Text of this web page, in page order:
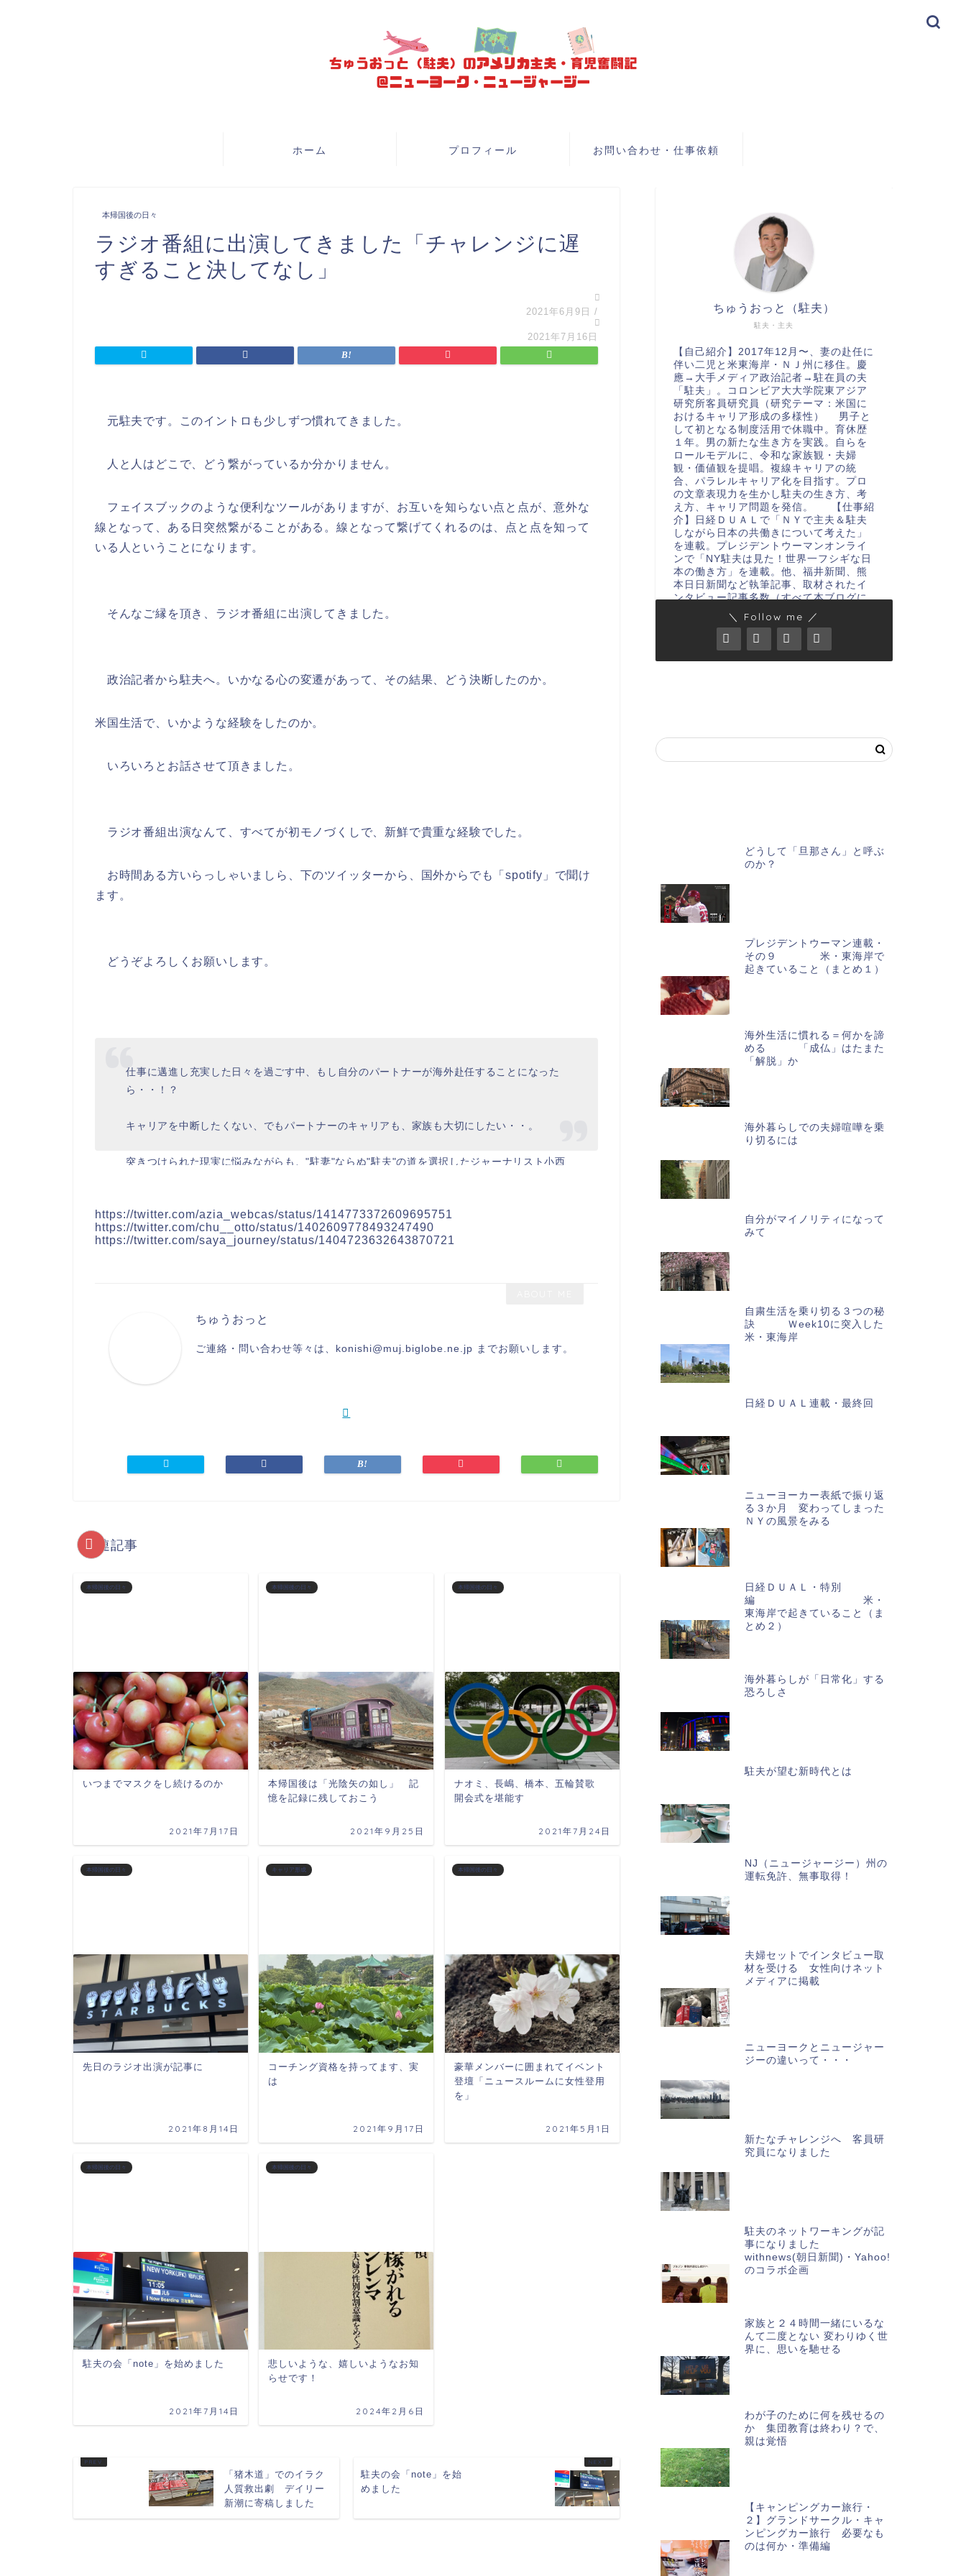
ホーム プロフィール お問い合わせ・仕事依頼
本帰国後の日々
ラジオ番組に出演してきました「チャレンジに遅
すぎること決してなし」
2021年6月9日 /
2021年7月16日
元駐夫です。このイントロも少しずつ慣れてきました。
人と人はどこで、どう繋がっているか分かりません。
フェイスブックのような便利なツールがありますが、お互いを知らない点と点が、意外な
線となって、ある日突然繋がることがある。線となって繋げてくれるのは、点と点を知って
いる人ということになります。
そんなご縁を頂き、ラジオ番組に出演してきました。
政治記者から駐夫へ。いかなる心の変遷があって、その結果、どう決断したのか。
米国生活で、いかような経験をしたのか。
いろいろとお話させて頂きました。
ラジオ番組出演なんて、すべてが初モノづくしで、新鮮で貴重な経験でした。
お時間ある方いらっしゃいましら、下のツイッターから、国外からでも「spotify」で聞け
ます。
どうぞよろしくお願いします。
仕事に邁進し充実した日々を過ごす中、もし自分のパートナーが海外赴任することになった
ら・・！？
キャリアを中断したくない、でもパートナーのキャリアも、家族も大切にしたい・・。
突きつけられた現実に悩みながらも、"駐妻"ならぬ"駐夫"の道を選択したジャーナリスト小西
— 森清華 (@saya_journey)July 13, 2021
https://twitter.com/azia_webcas/status/1414773372609695751
https://twitter.com/chu__otto/status/1402609778493247490
https://twitter.com/saya_journey/status/1404723632643870721
ちゅうおっと
ご連絡・問い合わせ等々は、konishi@muj.biglobe.ne.jp までお願いします。
関連記事
本帰国後の日々
いつまでマスクをし続けるのか
2021年7月17日
本帰国後の日々
本帰国後は「光陰矢の如し」 記
憶を記録に残しておこう
2021年9月25日
本帰国後の日々
ナオミ、長嶋、橋本、五輪賛歌
開会式を堪能す
2021年7月24日
本帰国後の日々
先日のラジオ出演が記事に
2021年8月14日
キャリア形成
コーチング資格を持ってます、実
は
2021年9月17日
本帰国後の日々
豪華メンバーに囲まれてイベント
登壇「ニュースルームに女性登用
を」
2021年5月1日
本帰国後の日々
駐夫の会「note」を始めました
2021年7月14日
本帰国後の日々
悲しいような、嬉しいようなお知
らせです！
2024年2月6日
「猪木道」でのイラク
人質救出劇 デイリー
新潮に寄稿しました
駐夫の会「note」を始
めました
駐夫・主夫
ちゅうおっと（駐夫）
【自己紹介】2017年12月〜、妻の赴任に
伴い二児と米東海岸・ＮＪ州に移住。慶
應→大手メディア政治記者→駐在員の夫
「駐夫」。コロンビア大大学院東アジア
研究所客員研究員（研究テーマ：米国に
おけるキャリア形成の多様性） 男子と
して初となる制度活用で休職中。育休歴
１年。男の新たな生き方を実践。自らを
ロールモデルに、令和な家族観・夫婦
観・価値観を提唱。複線キャリアの統
合、パラレルキャリア化を目指す。プロ
の文章表現力を生かし駐夫の生き方、考
え方、キャリア問題を発信。 【仕事紹
介】日経ＤＵＡＬで「ＮＹで主夫＆駐夫
しながら日本の共働きについて考えた」
を連載。プレジデントウーマンオンライ
ンで「NY駐夫は見た！世界一フシギな日
本の働き方」を連載。他、福井新聞、熊
本日日新聞など執筆記事、取材されたイ
ンタビュー記事多数（すべて本ブログに
格納） 仕事依頼・問い合わせ・連絡
は、konishi@muj.biglobe.ne.jpまでお
願いします。
＼ Follow me ／
どうして「旦那さん」と呼ぶ
のか？
プレジデントウーマン連載・
その９ 米・東海岸で
起きていること（まとめ１）
海外生活に慣れる＝何かを諦
める 「成仏」はたまた
「解脱」か
海外暮らしでの夫婦喧嘩を乗
り切るには
自分がマイノリティになって
みて
自粛生活を乗り切る３つの秘
訣 Ｗeek10に突入した
米・東海岸
日経ＤＵＡＬ連載・最終回
ニューヨーカー表紙で振り返
る３か月 変わってしまった
ＮＹの風景をみる
日経ＤＵＡＬ・特別
編 米・
東海岸で起きていること（ま
とめ２）
海外暮らしが「日常化」する
恐ろしさ
駐夫が望む新時代とは
NJ（ニュージャージー）州の
運転免許、無事取得！
夫婦セットでインタビュー取
材を受ける 女性向けネット
メディアに掲載
ニューヨークとニュージャー
ジーの違いって・・・
新たなチャレンジへ 客員研
究員になりました
駐夫のネットワーキングが記
事になりました
withnews(朝日新聞)・Yahoo!
のコラボ企画
家族と２４時間一緒にいるな
んて二度とない 変わりゆく世
界に、思いを馳せる
わが子のために何を残せるの
か 集団教育は終わり？で、
親は覚悟
【キャンピングカー旅行・
２】グランドサークル・キャ
ンピングカー旅行 必要なも
のは何か・準備編